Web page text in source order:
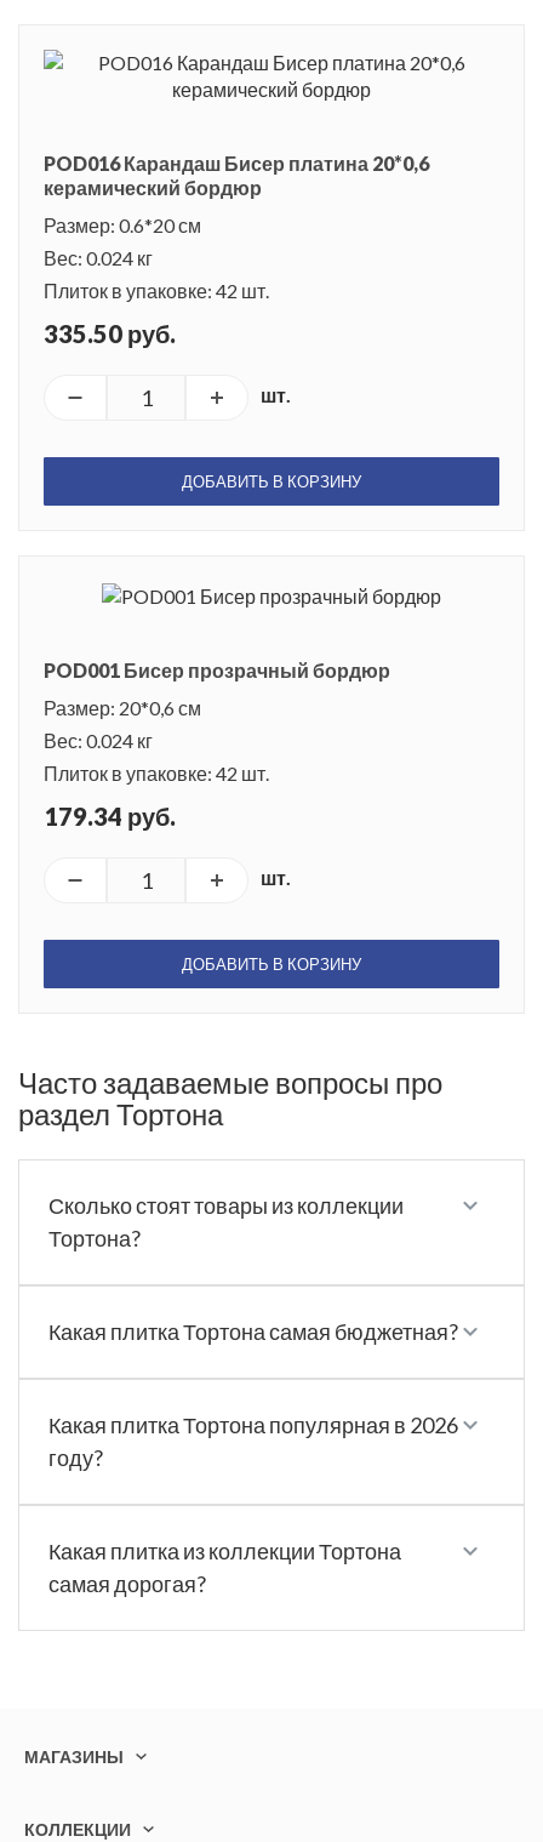
POD016 Карандаш Бисер платина 20*0,6
керамический бордюр
Размер: 0.6*20 см
Вес: 0.024 кг
Плиток в упаковке: 42 шт.
335.50 руб.
шт.
ДОБАВИТЬ В КОРЗИНУ
POD001 Бисер прозрачный бордюр
Размер: 20*0,6 см
Вес: 0.024 кг
Плиток в упаковке: 42 шт.
179.34 руб.
шт.
ДОБАВИТЬ В КОРЗИНУ
Часто задаваемые вопросы про
раздел Тортона
Сколько стоят товары из коллекции
Тортона?
Какая плитка Тортона самая бюджетная?
Какая плитка Тортона популярная в 2026
году?
Какая плитка из коллекции Тортона
самая дорогая?
МАГАЗИНЫ
КОЛЛЕКЦИИ